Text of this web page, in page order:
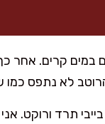
קרים. אחר
לא נתפס כמו
תרד ורוקט.